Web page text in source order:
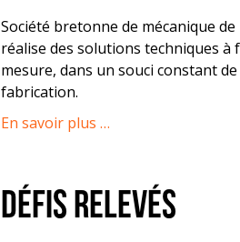
Société bretonne de mécanique
réalise des solutions techniques à
mesure, dans un souci constant
fabrication.
En savoir plus …
DÉFIS RELEVÉS